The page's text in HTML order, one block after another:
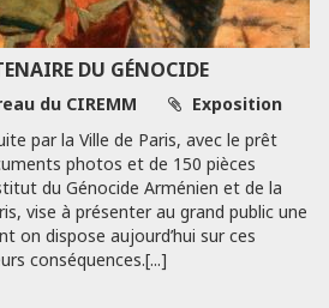
DU GÉNOCIDE
du CIREMM
Exposition
par la Ville de Paris, avec le prêt
photos et de 150 pièces
du Génocide Arménien et de la
vise à présenter au grand public une
on dispose aujourd’hui sur ces
conséquences.[...]